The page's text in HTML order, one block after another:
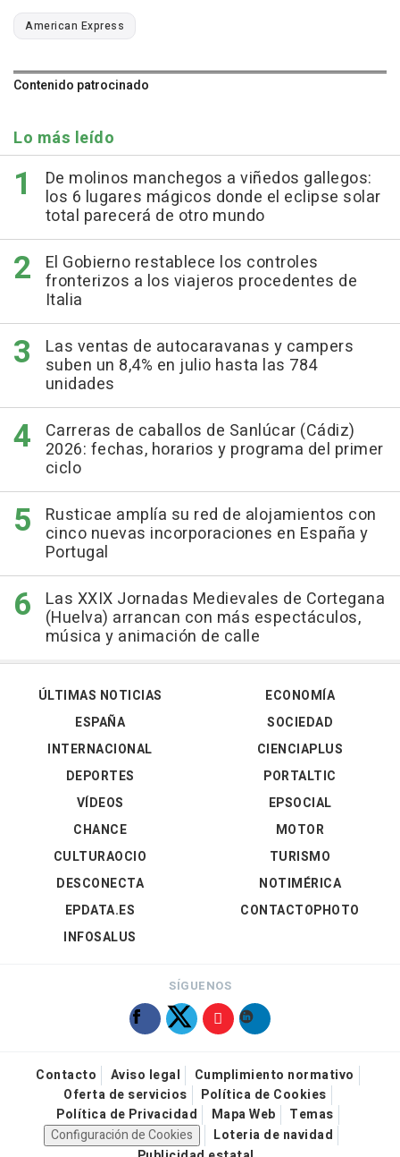
American Express
Contenido patrocinado
Lo más leído
De molinos manchegos a viñedos gallegos:
los 6 lugares mágicos donde el eclipse solar
total parecerá de otro mundo
El Gobierno restablece los controles
fronterizos a los viajeros procedentes de
Italia
Las ventas de autocaravanas y campers
suben un 8,4% en julio hasta las 784
unidades
Carreras de caballos de Sanlúcar (Cádiz)
2026: fechas, horarios y programa del primer
ciclo
Rusticae amplía su red de alojamientos con
cinco nuevas incorporaciones en España y
Portugal
Las XXIX Jornadas Medievales de Cortegana
(Huelva) arrancan con más espectáculos,
música y animación de calle
ÚLTIMAS NOTICIAS
ESPAÑA
INTERNACIONAL
DEPORTES
VÍDEOS
ECONOMÍA
SOCIEDAD
CIENCIAPLUS
PORTALTIC
EPSOCIAL
CHANCE
CULTURAOCIO
DESCONECTA
EPDATA.ES
INFOSALUS
MOTOR
TURISMO
NOTIMÉRICA
CONTACTOPHOTO
SÍGUENOS
Contacto Aviso legal
Cumplimiento normativo
Oferta de servicios
Política de Cookies
Política de Privacidad
Mapa Web
Temas
Configuración de Cookies
Loteria de navidad